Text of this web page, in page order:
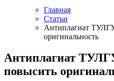
Главная
Статьи
Антиплагиат
оригинальность
Антиплагиат
повысить